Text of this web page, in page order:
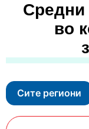
Средни
во
Сите региони